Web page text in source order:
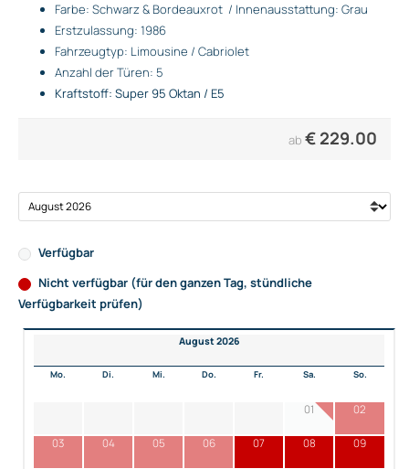
Farbe: Schwarz & Bordeauxrot / Innenausstattung: Grau
Erstzulassung: 1986
Fahrzeugtyp: Limousine / Cabriolet
Anzahl der Türen: 5
Kraftstoff: Super 95 Oktan / E5
ab € 229.00
Verfügbar
Nicht verfügbar (für den ganzen Tag, stündliche
Verfügbarkeit prüfen)
August 2026
Mo. Di. Mi. Do. Fr. Sa. So.
01 02
03 04 05 06 07 08 09